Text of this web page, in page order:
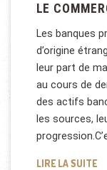
LE
Les banques
d’origine
leur part de
au cours de
des actifs
les sources,
LIRE LA SUITE